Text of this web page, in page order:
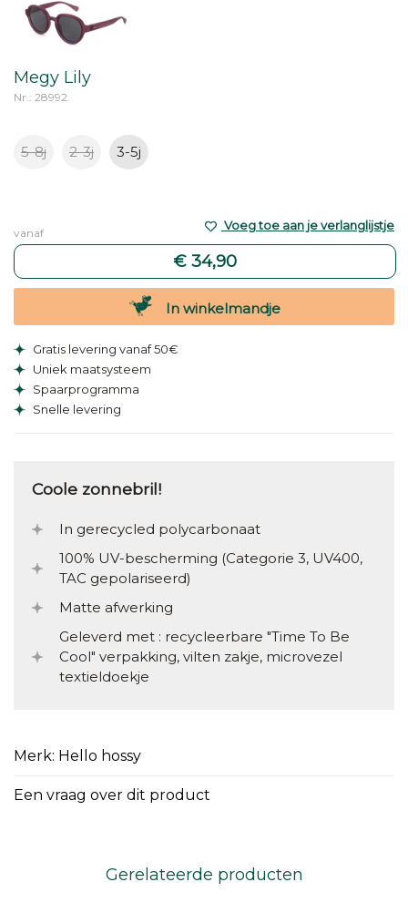
Megy Lily
Nr.: 28992
5-8j 2-3j 3-5j
vanaf
€ 34,90
Voeg toe aan je verlanglijstje
In winkelmandje
Gratis levering vanaf 50€
Uniek maatsysteem
Spaarprogramma
Snelle levering
Coole zonnebril!
In gerecycled polycarbonaat
100% UV-bescherming (Categorie 3, UV400,
TAC gepolariseerd)
Matte afwerking
Geleverd met : recycleerbare "Time To Be
Cool" verpakking, vilten zakje, microvezel
textieldoekje
Merk: Hello hossy
Een vraag over dit product
Gerelateerde producten